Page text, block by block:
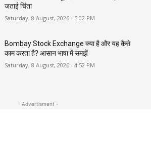
जताई चिंता
Saturday, 8 August, 2026 - 5:02 PM
Bombay Stock Exchange क्या है और यह कैसे
काम करता है? आसान भाषा में समझें
Saturday, 8 August, 2026 - 4:52 PM
- Advertisment -